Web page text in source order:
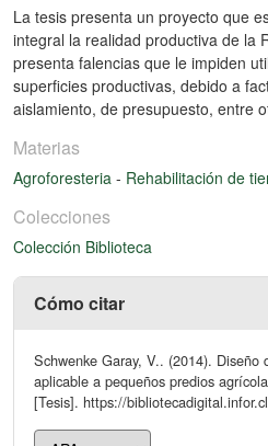
La tesis presenta un proyecto que
integral la realidad productiva de la
presenta falencias que le impiden
superficies productivas, debido a
aislamiento, de presupuesto, entre
Materias
Agroforesteria - Rehabilitación de
Colecciones
Colección Biblioteca
Cómo citar
Schwenke Garay, V.. (2014). Diseño
aplicable a pequeños predios
[Tesis]. https://